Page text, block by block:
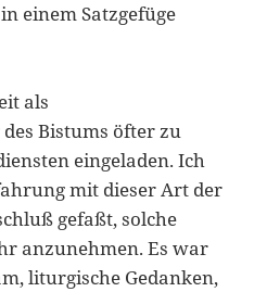
ei­nem Satzgefüge
als
Bistums öfter zu
eingeladen. Ich
mit dieser Art der
gefaßt, solche
anzuneh­men. Es war
liturgische Gedanken,